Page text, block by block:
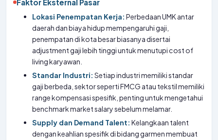
Faktor Eksternal Pasar
Lokasi Penempatan Kerja: Perbedaan UMK antar
daerah dan biaya hidup mempengaruhi gaji,
penempatan di kota besar biasanya disertai
adjustment gaji lebih tinggi untuk menutupi cost of
living karyawan.
Standar Industri: Setiap industri memiliki standar
gaji berbeda, sektor seperti FMCG atau tekstil memiliki
range kompensasi spesifik, penting untuk mengetahui
benchmark market salary sebelum melamar.
Supply dan Demand Talent: Kelangkaan talent
dengan keahlian spesifik di bidang garmen membuat